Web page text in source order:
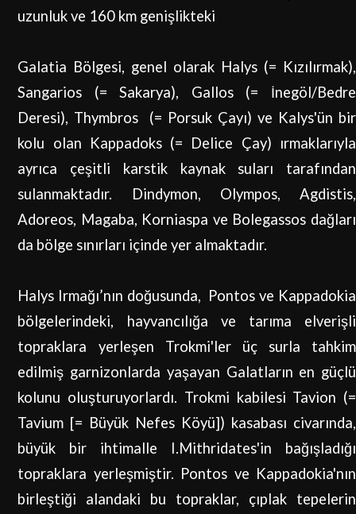
uzunluk ve 160 km genişlikteki
Galatia Bölgesi, genel olarak Halys (= Kızılırmak),
Sangarios (= Sakarya), Gallos (= İnegöl/Bedre
Deresi), Thymbros (= Porsuk Çayı) ve Kalys'ün bir
kolu olan Kappadoks (= Delice Çay) ırmaklarıyla
ayrıca çeşitli karstik kaynak suları tarafından
sulanmaktadır. Dindymon, Olympos, Agdistis,
Adoreos, Magaba, Korniaspa ve Bolegassos dağları
da bölge sınırları içinde yer almaktadır.
Halys Irmağı’nın doğusunda, Pontos ve Kappadokia
bölgelerindeki, hayvancılığa ve tarıma elverişli
topraklara yerleşen Trokmi'ler üç surla tahkim
edilmiş garnizonlarda yaşayan Galatların en güçlü
kolunu oluşturuyorlardı. Trokmi kabilesi Tavion (=
Tavium [= Büyük Nefes Köyü]) kasabası civarında,
büyük bir ihtimalle I.Mithridates'in bağışladığı
topraklara yerleşmiştir. Pontos ve Kappadokia'nın
birleştiği alandaki bu topraklar, çıplak tepelerin